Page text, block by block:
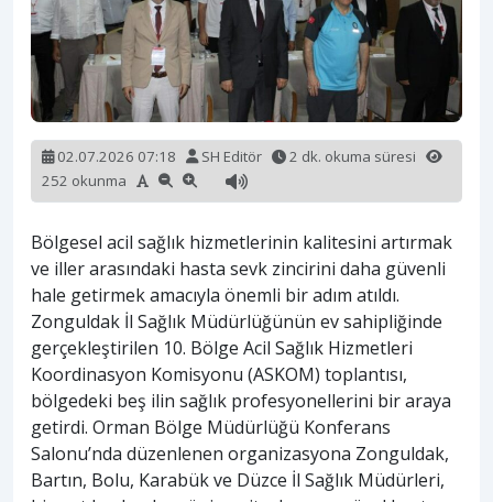
02.07.2026 07:18 SH Editör
2 dk. okuma süresi
252 okunma
Bölgesel acil sağlık hizmetlerinin kalitesini artırmak
ve iller arasındaki hasta sevk zincirini daha güvenli
hale getirmek amacıyla önemli bir adım atıldı.
Zonguldak İl Sağlık Müdürlüğünün ev sahipliğinde
gerçekleştirilen 10. Bölge Acil Sağlık Hizmetleri
Koordinasyon Komisyonu (ASKOM) toplantısı,
bölgedeki beş ilin sağlık profesyonellerini bir araya
getirdi. Orman Bölge Müdürlüğü Konferans
Salonu’nda düzenlenen organizasyona Zonguldak,
Bartın, Bolu, Karabük ve Düzce İl Sağlık Müdürleri,